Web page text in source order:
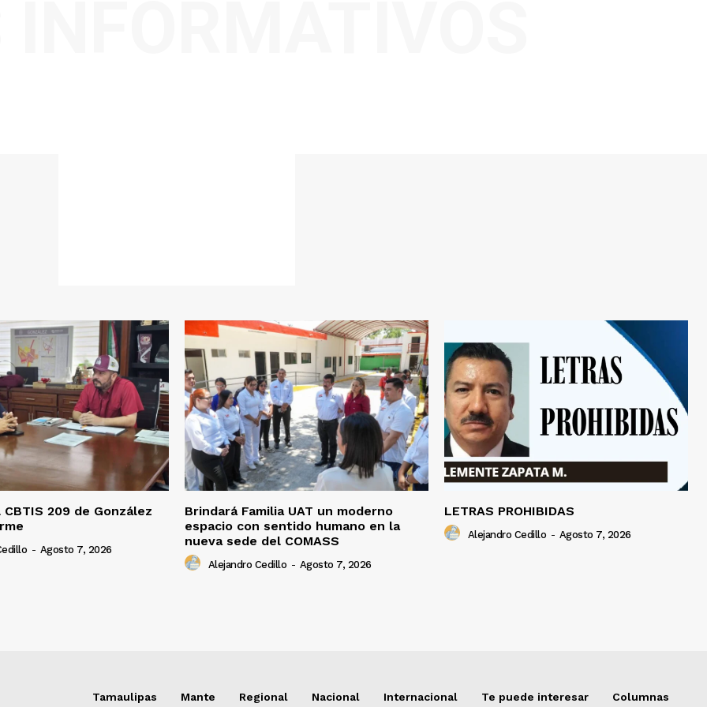
209 de González
- Agosto 7, 2026
Brindará Familia UAT un moderno
espacio con sentido humano en la
nueva sede del COMASS
Alejandro Cedillo - Agosto 7, 2026
LETRAS PROHIBIDAS
Alejandro Cedillo - Agosto 7, 2026
Tamaulipas Mante Regional Nacional Internacional Te puede interesar Columnas